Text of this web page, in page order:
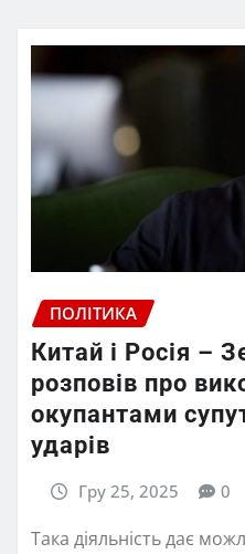
ПОЛІТИКА
Китай і Росія –
розповів про
окупантами
ударів
Гру 25, 2025 0
Така діяльність дає